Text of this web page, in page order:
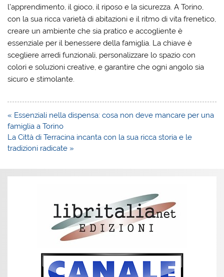
l’apprendimento, il gioco, il riposo e la sicurezza. A Torino,
con la sua ricca varietà di abitazioni e il ritmo di vita frenetico,
creare un ambiente che sia pratico e accogliente è
essenziale per il benessere della famiglia. La chiave è
scegliere arredi funzionali, personalizzare lo spazio con
colori e soluzioni creative, e garantire che ogni angolo sia
sicuro e stimolante.
Navigazione
articoli
« Essenziali nella dispensa: cosa non deve mancare per una
famiglia a Torino
La Città di Terracina incanta con la sua ricca storia e le
tradizioni radicate »